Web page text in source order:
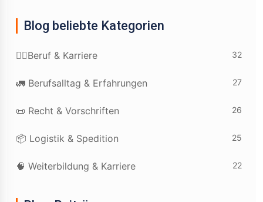
Blog beliebte Kategorien
👷‍♂️Beruf & Karriere 32
🚛 Berufsalltag & Erfahrungen 27
📜 Recht & Vorschriften 26
📦 Logistik & Spedition 25
🧠 Weiterbildung & Karriere 22